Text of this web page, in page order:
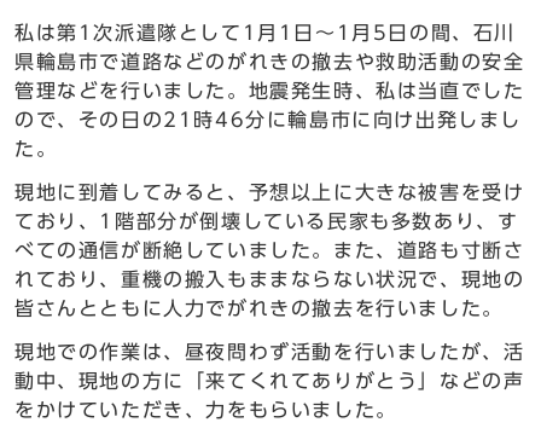
私は第1次派遣隊として1月1日～1月5日の間、石川
県輪島市で道路などのがれきの撤去や救助活動の安全
管理などを行いました。地震発生時、私は当直でした
ので、その日の21時46分に輪島市に向け出発しまし
た。
現地に到着してみると、予想以上に大きな被害を受け
ており、1階部分が倒壊している民家も多数あり、す
べての通信が断絶していました。また、道路も寸断さ
れており、重機の搬入もままならない状況で、現地の
皆さんとともに人力でがれきの撤去を行いました。
現地での作業は、昼夜問わず活動を行いましたが、活
動中、現地の方に「来てくれてありがとう」などの声
をかけていただき、力をもらいました。